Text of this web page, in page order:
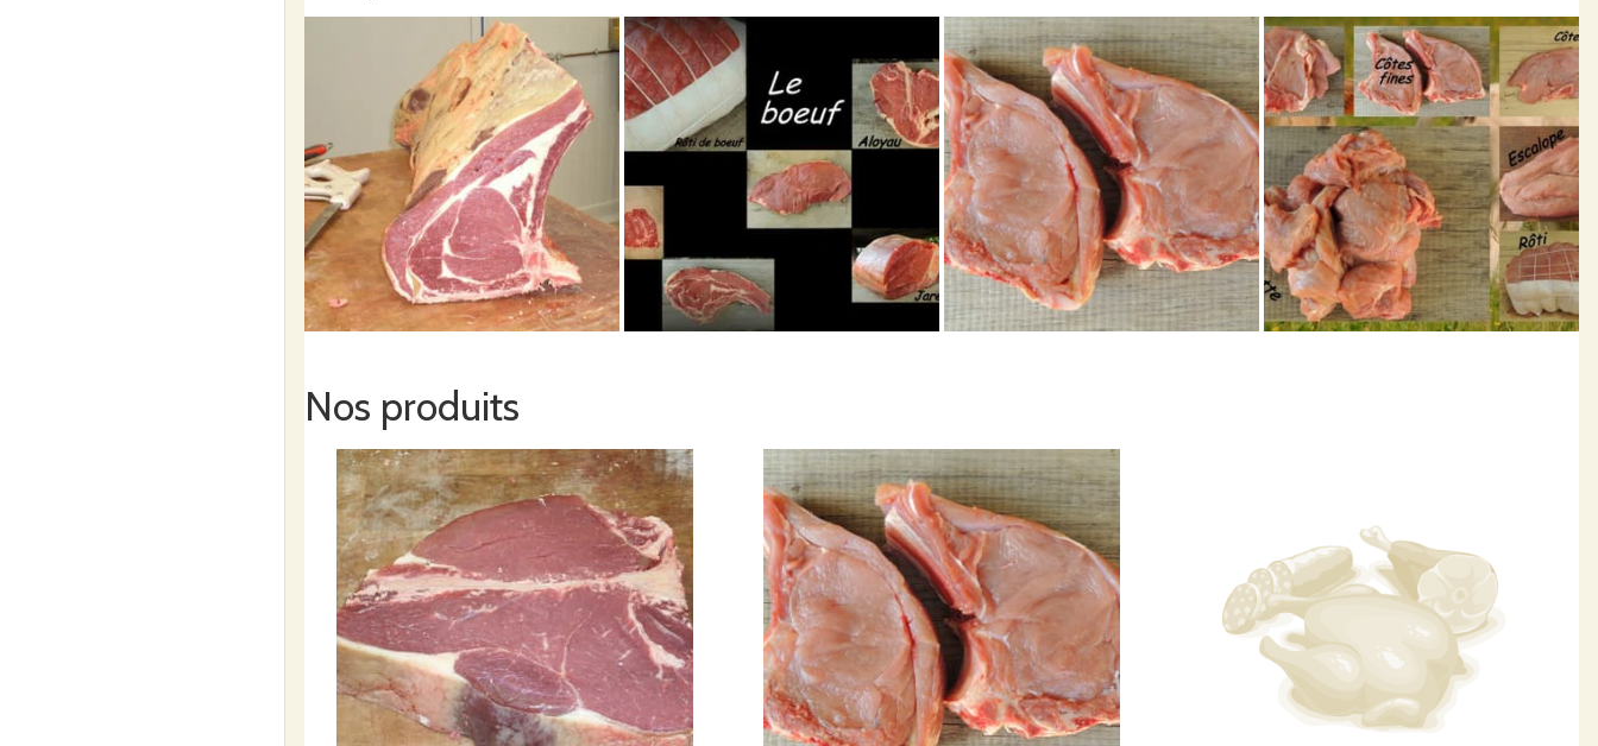
Toutes les betes sont abattues à l'abattoir de Bazas , ensuite toutes les carcasses sont ramenées à la ferme dans ma chambre froide. La viande est
découpée dans le laboratoire de découpe par le boucher ,puis conditionné sous vide par mes soins .
Nos produits